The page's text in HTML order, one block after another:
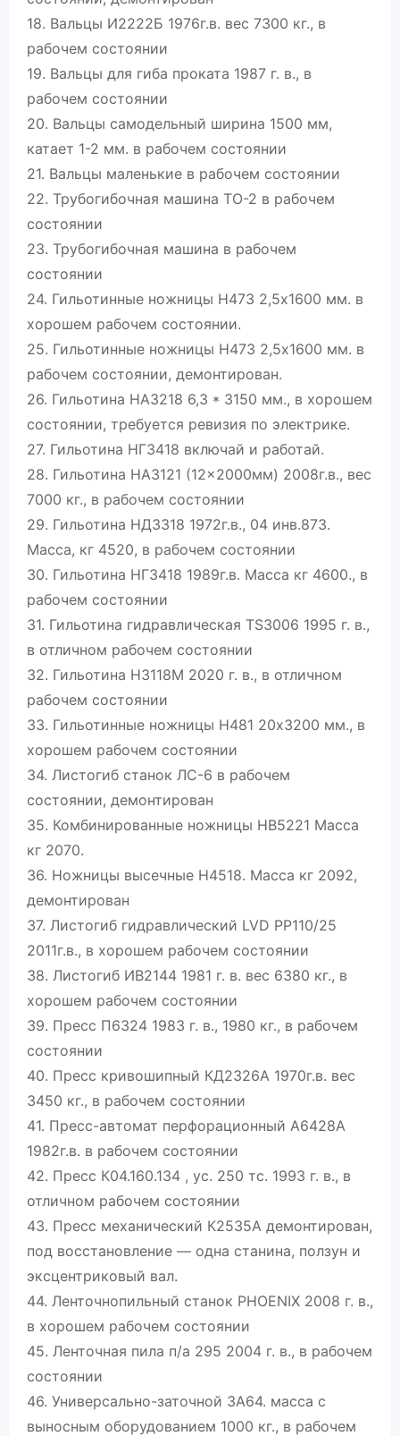
18. Вальцы И2222Б 1976г.в. вес 7300 кг., в
рабочем состоянии
19. Вальцы для гиба проката 1987 г. в., в
рабочем состоянии
20. Вальцы самодельный ширина 1500 мм,
катает 1-2 мм. в рабочем состоянии
21. Вальцы маленькие в рабочем состоянии
22. Трубогибочная машина ТО-2 в рабочем
состоянии
23. Трубогибочная машина в рабочем
состоянии
24. Гильотинные ножницы Н473 2,5х1600 мм. в
хорошем рабочем состоянии.
25. Гильотинные ножницы Н473 2,5х1600 мм. в
рабочем состоянии, демонтирован.
26. Гильотина НА3218 6,3 * 3150 мм., в хорошем
состоянии, требуется ревизия по электрике.
27. Гильотина НГ3418 включай и работай.
28. Гильотина НА3121 (12×2000мм) 2008г.в., вес
7000 кг., в рабочем состоянии
29. Гильотина НД3318 1972г.в., 04 инв.873.
Масса, кг 4520, в рабочем состоянии
30. Гильотина НГ3418 1989г.в. Масса кг 4600., в
рабочем состоянии
31. Гильотина гидравлическая TS3006 1995 г. в.,
в отличном рабочем состоянии
32. Гильотина Н3118М 2020 г. в., в отличном
рабочем состоянии
33. Гильотинные ножницы Н481 20х3200 мм., в
хорошем рабочем состоянии
34. Листогиб станок ЛС-6 в рабочем
состоянии, демонтирован
35. Комбинированные ножницы НВ5221 Масса
кг 2070.
36. Ножницы высечные Н4518. Масса кг 2092,
демонтирован
37. Листогиб гидравлический LVD PP110/25
2011г.в., в хорошем рабочем состоянии
38. Листогиб ИВ2144 1981 г. в. вес 6380 кг., в
хорошем рабочем состоянии
39. Пресс П6324 1983 г. в., 1980 кг., в рабочем
состоянии
40. Пресс кривошипный КД2326А 1970г.в. вес
3450 кг., в рабочем состоянии
41. Пресс-автомат перфорационный А6428А
1982г.в. в рабочем состоянии
42. Пресс К04.160.134 , ус. 250 тс. 1993 г. в., в
отличном рабочем состоянии
43. Пресс механический К2535А демонтирован,
под восстановление — одна станина, ползун и
эксцентриковый вал.
44. Ленточнопильный станок PHOENIX 2008 г. в.,
в хорошем рабочем состоянии
45. Ленточная пила п/а 295 2004 г. в., в рабочем
состоянии
46. Универсально-заточной 3А64. масса с
выносным оборудованием 1000 кг., в рабочем